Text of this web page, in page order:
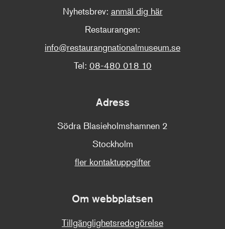
Nyhetsbrev: anmäl dig här
Restaurangen:
info@restaurangnationalmuseum.se
Tel: 08-480 018 10
Adress
Södra Blasieholmshamnen 2
Stockholm
fler kontaktuppgifter
Om webbplatsen
Tillgänglighetsredogörelse